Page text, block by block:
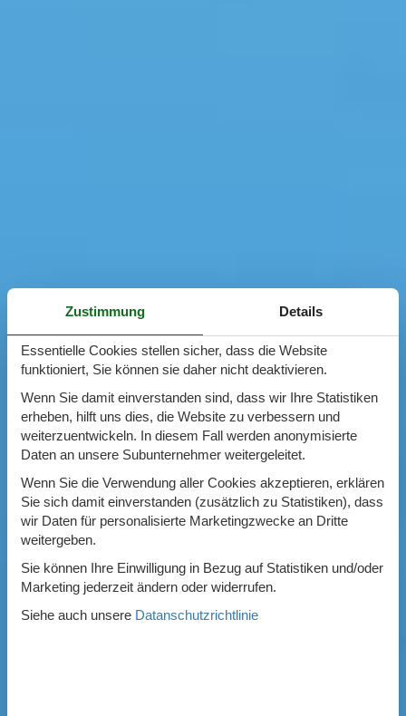
Zustimmung Details
Essentielle Cookies stellen sicher, dass die Website
funktioniert, Sie können sie daher nicht deaktivieren.
Wenn Sie damit einverstanden sind, dass wir Ihre Statistiken
erheben, hilft uns dies, die Website zu verbessern und
weiterzuentwickeln. In diesem Fall werden anonymisierte
Daten an unsere Subunternehmer weitergeleitet.
Wenn Sie die Verwendung aller Cookies akzeptieren, erklären
Sie sich damit einverstanden (zusätzlich zu Statistiken), dass
wir Daten für personalisierte Marketingzwecke an Dritte
weitergeben.
Sie können Ihre Einwilligung in Bezug auf Statistiken und/oder
Marketing jederzeit ändern oder widerrufen.
Siehe auch unsere Datanschutzrichtlinie